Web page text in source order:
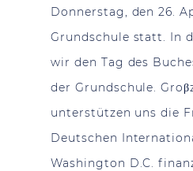
Donnerstag, den 26.
Grundschule statt. In
wir den Tag des
der Grundschule.
unterstützen uns die
Deutschen
Washington D.C.